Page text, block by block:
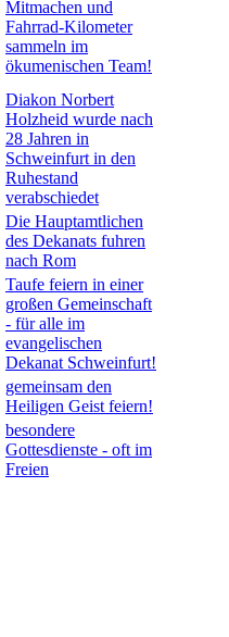
Mitmachen und
Fahrrad-Kilometer
sammeln im
ökumenischen Team!
Diakon Norbert
Holzheid wurde nach
28 Jahren in
Schweinfurt in den
Ruhestand
verabschiedet
Die Hauptamtlichen
des Dekanats fuhren
nach Rom
Taufe feiern in einer
großen Gemeinschaft
- für alle im
evangelischen
Dekanat Schweinfurt!
gemeinsam den
Heiligen Geist feiern!
besondere
Gottesdienste - oft im
Freien